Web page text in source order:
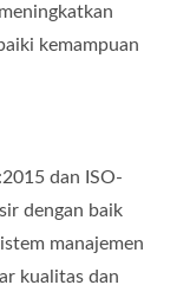
kemampuan
dan ISO-
dengan baik
manajemen
kualitas dan